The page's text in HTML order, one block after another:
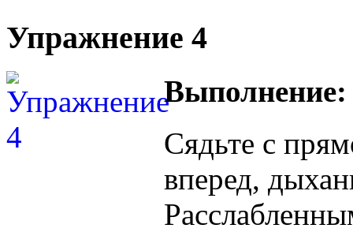
Упражнение 4
Выполнение:
Сядьте с
вперед,